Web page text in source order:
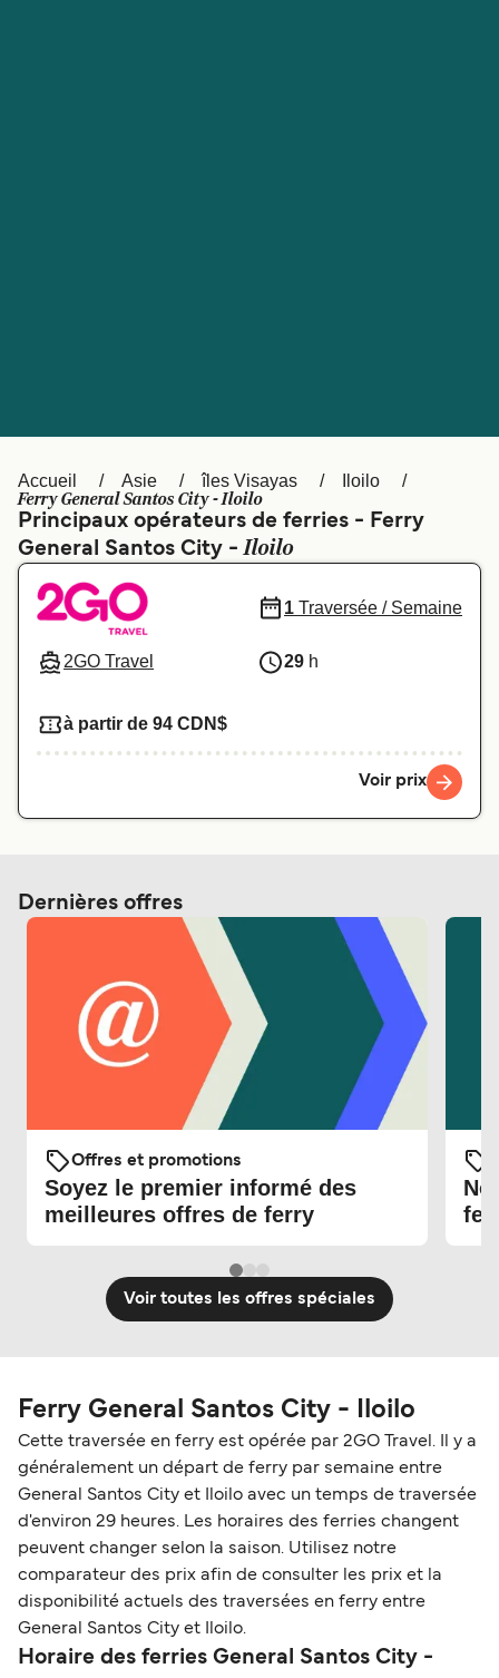
Canada
Ελλάδα
Deutschland
Norge
Accueil Asie îles Visayas Iloilo
Ferry General Santos City - Iloilo
Principaux opérateurs de ferries - Ferry
General Santos City -Iloilo
2GO Travel
1 Traversée / Semaine
29 h
à partir de 94 CDN$
Voir prix
Dernières offres
Offres et promotions
Soyez le premier informé des
meilleures offres de ferry
Voir toutes les offres spéciales
Ferry General Santos City - Iloilo
Cette traversée en ferry est opérée par 2GO Travel. Il y a
généralement un départ de ferry par semaine entre
General Santos City et Iloilo avec un temps de traversée
d'environ 29 heures. Les horaires des ferries changent
peuvent changer selon la saison. Utilisez notre
comparateur des prix afin de consulter les prix et la
disponibilité actuels des traversées en ferry entre
General Santos City et Iloilo.
Horaire des ferries General Santos City -